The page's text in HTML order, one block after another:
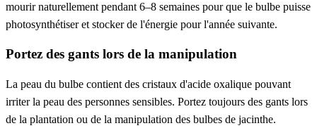
mourir naturellement pendant 6–8 semaines pour que le bulbe puisse
photosynthétiser et stocker de l'énergie pour l'année suivante.
Portez des gants lors de la manipulation
La peau du bulbe contient des cristaux d'acide oxalique pouvant
irriter la peau des personnes sensibles. Portez toujours des gants lors
de la plantation ou de la manipulation des bulbes de jacinthe.